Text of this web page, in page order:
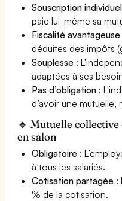
Souscription
paie lui-même sa
Fiscalité avantageuse
déduites des impôts
Souplesse :
adaptées à ses
Pas d’obligation :
d’avoir une mutuelle,
🔹 Mutuelle
en salon
Obligatoire :
à tous les salariés.
Cotisation partagée :
% de la cotisation.